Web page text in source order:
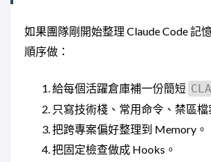
如果團隊剛開始整理 Claude Code 記
順序做：
給每個活躍倉庫補一份簡短
只寫技術棧、常用命令、禁區檔
把跨專案偏好整理到 Memory。
把固定檢查做成 Hooks。